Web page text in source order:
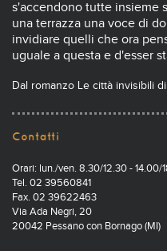
s'accendono tutte insieme
una terrazza una voce di
invidiare quelli che ora
uguale a questa e d'esser
Dal romanzo Le città invisibili
Contatti
Orari: lun./ven. 8.30/12.30 - 14.00/
Tel. 02 39560841
Fax. 02 39622463
Via Ada Negri, 20
20042 Pessano con Bornago (MI)